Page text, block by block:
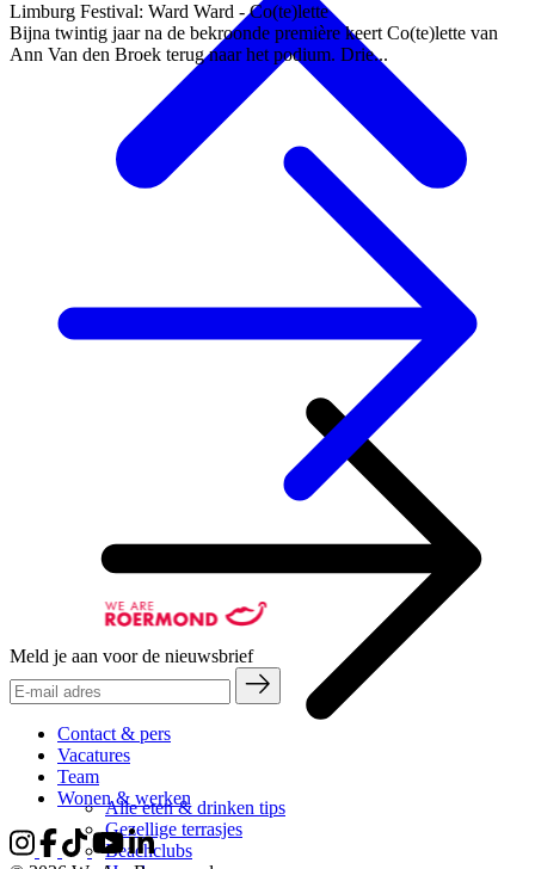
Alle eten & drinken tips
Gezellige terrasjes
Beachclubs
Limburg Festival: Ward Ward - Co(te)lette
Bijna twintig jaar na de bekroonde première keert Co(te)lette van
Ann Van den Broek terug naar het podium. Drie...
Meld je aan voor de nieuwsbrief
Contact & pers
Vacatures
Team
Wonen & werken